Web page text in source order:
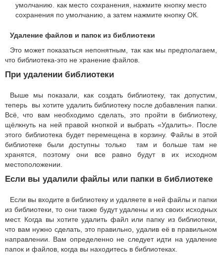
умолчанию. как место сохранения, нажмите кнопку место
сохранения по умолчанию, а затем нажмите кнопку ОК.
Удаление файлов и папок из библиотеки
Это может показаться непонятным, так как мы предполагаем,
что библиотека-это не хранение файлов.
При удалении библиотеки
Выше мы показали, как создать библиотеку, так допустим,
теперь вы хотите удалить библиотеку после добавления папки.
Всё, что вам необходимо сделать, это пройти в библиотеку,
щёлкнуть на ней правой кнопкой и выбрать «Удалить». После
этого библиотека будет перемещена в корзину. Файлы в этой
библиотеке были доступны только там и больше там не
хранятся, поэтому они все равно будут в их исходном
местоположении.
Если вы удалили файлы или папки в библиотеке
Если вы входите в библиотеку и удаляете в ней файлы и папки
из библиотеки, то они также будут удалены и из своих исходных
мест. Когда вы хотите удалить файл или папку из библиотеки,
что вам нужно сделать, это правильно, удалив её в правильном
направлении. Вам определенно не следует идти на удаление
папок и файлов, когда вы находитесь в библиотеках.